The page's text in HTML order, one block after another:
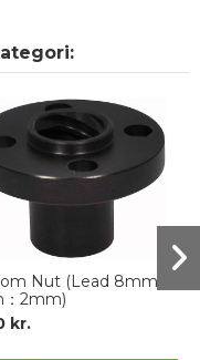
Nut (Lead 8mm
：2mm)
kr.